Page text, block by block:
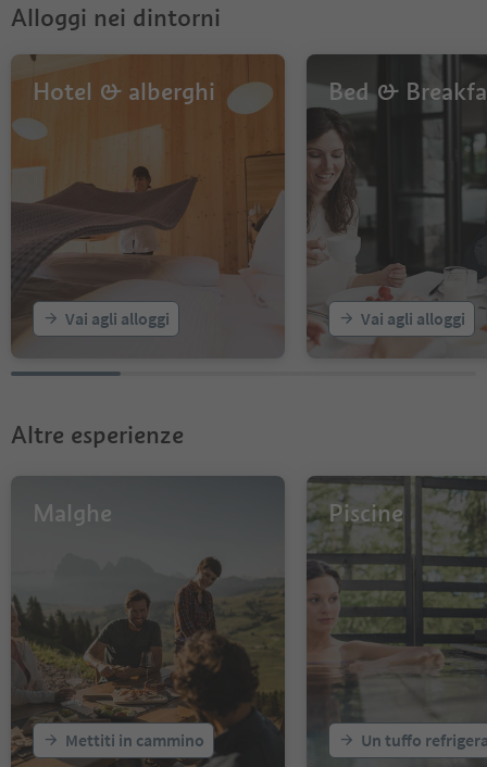
Alloggi nei dintorni
Hotel & alberghi
Vai agli alloggi
Bed &
Vai agli alloggi
Altre esperienze
Malghe
Mettiti in cammino
Piscine
Un tuffo